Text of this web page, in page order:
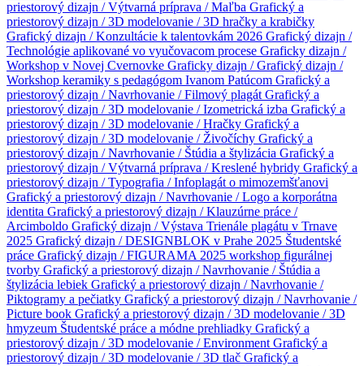
priestorový dizajn / Výtvarná príprava / Maľba Grafický a
priestorový dizajn / 3D modelovanie / 3D hračky a krabičky
Grafický dizajn / Konzultácie k talentovkám 2026 Grafický dizajn /
Technológie aplikované vo vyučovacom procese Graficky dizajn /
Workshop v Novej Cvernovke Graficky dizajn /Grafický dizajn /
Workshop keramiky s pedagógom Ivanom Patúcom Grafický a
priestorový dizajn / Navrhovanie / Filmový plagát Grafický a
priestorový dizajn / 3D modelovanie / Izometrická izba Grafický a
priestorový dizajn / 3D modelovanie / Hračky Grafický a
priestorový dizajn / 3D modelovanie / Živočíchy Grafický a
priestorový dizajn / Navrhovanie / Štúdia a štylizácia Grafický a
priestorový dizajn / Výtvarná príprava / Kreslené hybridy Grafický a
priestorový dizajn / Typografia / Infoplagát o mimozemšťanovi
Grafický a priestorový dizajn / Navrhovanie / Logo a korporátna
identita Grafický a priestorový dizajn / Klauzúrne práce /
Arcimboldo Grafický dizajn / Výstava Trienále plagátu v Trnave
2025 Grafický dizajn / DESIGNBLOK v Prahe 2025 Študentské
práce Grafický dizajn / FIGURAMA 2025 workshop figurálnej
tvorby Grafický a priestorový dizajn / Navrhovanie / Štúdia a
štylizácia lebiek Grafický a priestorový dizajn / Navrhovanie /
Piktogramy a pečiatky Grafický a priestorový dizajn / Navrhovanie /
Picture book Grafický a priestorový dizajn / 3D modelovanie / 3D
hmyzeum Študentské práce a módne prehliadky Grafický a
priestorový dizajn / 3D modelovanie / Environment Grafický a
priestorový dizajn / 3D modelovanie / 3D tlač Grafický a